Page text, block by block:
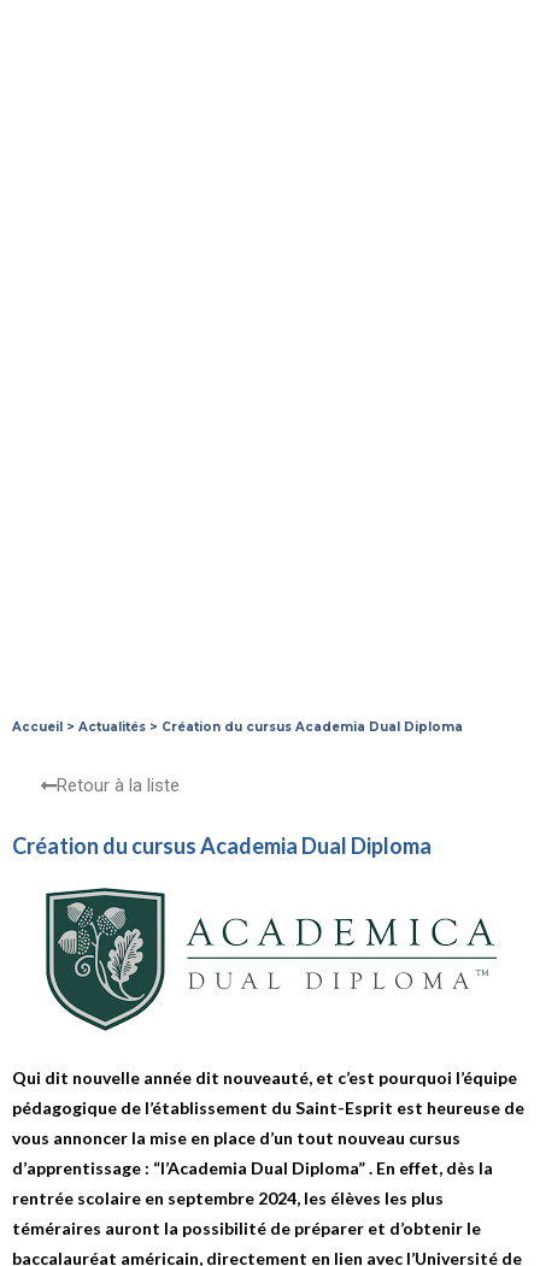
Accueil > Actualités > Création du cursus Academia Dual Diploma
Retour à la liste
Création du cursus Academia Dual Diploma
Qui dit nouvelle année dit nouveauté, et c’est pourquoi l’équipe
pédagogique de l’établissement du Saint-Esprit est heureuse de
vous annoncer la mise en place d’un tout nouveau cursus
d’apprentissage : “l’Academia Dual Diploma” . En effet, dès la
rentrée scolaire en septembre 2024, les élèves les plus
téméraires auront la possibilité de préparer et d’obtenir le
baccalauréat américain, directement en lien avec l’Université de